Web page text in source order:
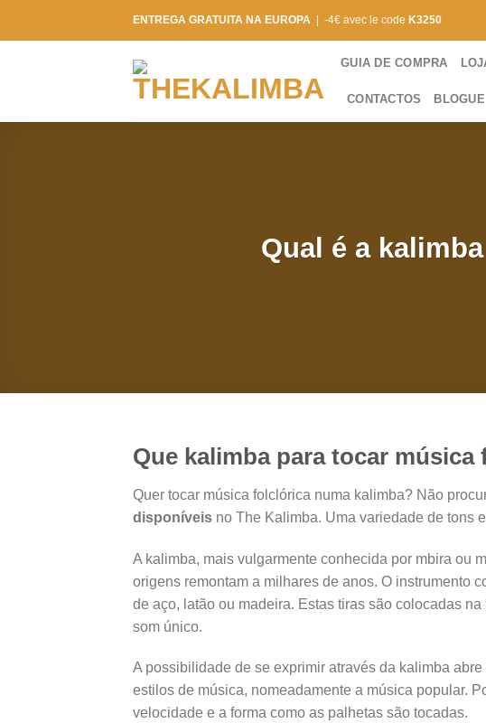
ENTREGA GRATUITA NA EUROPA | -4€ avec le code K3250
GUIA DE COMPRA
CONTACTOS BLOGUE
Qual é a
Que kalimba para tocar música
Quer tocar música folclórica numa kalimba? Não
disponíveis no The Kalimba. Uma variedade de tons
A kalimba, mais vulgarmente conhecida por mbira ou
origens remontam a milhares de anos. O instrumento
de aço, latão ou madeira. Estas tiras são colocadas
som único.
A possibilidade de se exprimir através da kalimba
estilos de música, nomeadamente a música popular.
velocidade e a forma como as palhetas são tocadas.